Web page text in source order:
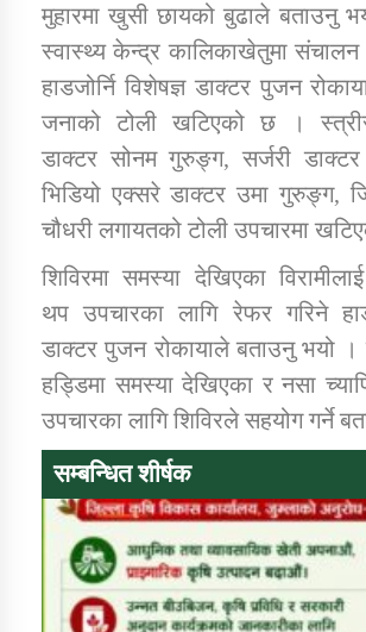
मुहारमा खुसी छायको बुढाले बताउनु
स्वास्थ्य केन्द्र कालिकाखेतुमा संचालन
हाडजोर्नि विशेषज्ञ डाक्टर पुजन
जनाको टोली खटिएको छ ।
डाक्टर सोनम गुरुङ्ग, सर्जरी डाक्टर
भिडियो एक्सरे डाक्टर उमा गुरुङ्ग,
चौधरी लगायतको टोली उपचारमा
शिविरमा समस्या देखिएका
थप उपचारका लागि रेफर गरिने
डाक्टर पुजन रोकायाले बताउनु भयो
हड्डिमा समस्या देखिएका र नसा
उपचारका लागि शिविरले सहयोग गर्ने
सम्बन्धित शीर्षक